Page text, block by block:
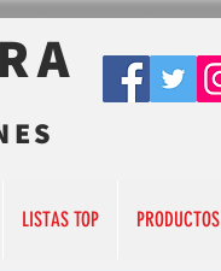
LISTAS TOP PRODUCTOS